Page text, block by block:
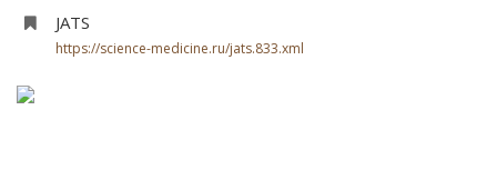
JATS
https://science-medicine.ru/jats.833.xml